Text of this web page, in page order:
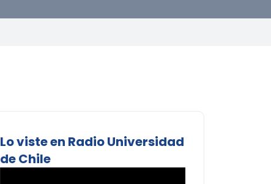
Lo viste en Radio Universidad
de Chile